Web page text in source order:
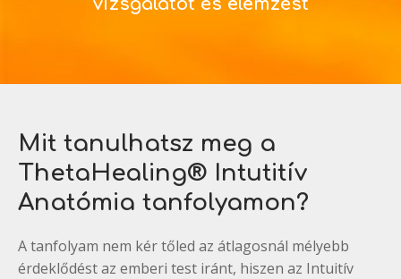
Mit tanulhatsz meg a
ThetaHealing® Intutitív
Anatómia tanfolyamon?
A tanfolyam nem kér tőled az átlagosnál mélyebb
érdeklődést az emberi test iránt, hiszen az Intuitív